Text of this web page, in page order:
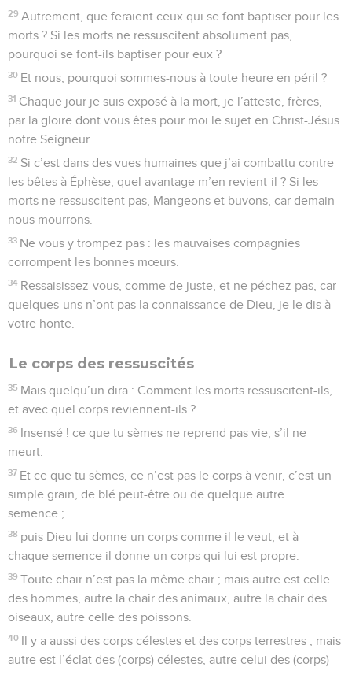
29 Autrement, que feraient ceux qui se font baptiser pour les
morts ? Si les morts ne ressuscitent absolument pas,
pourquoi se font-ils baptiser pour eux ?
30 Et nous, pourquoi sommes-nous à toute heure en péril ?
31 Chaque jour je suis exposé à la mort, je l’atteste, frères,
par la gloire dont vous êtes pour moi le sujet en Christ-Jésus
notre Seigneur.
32 Si c’est dans des vues humaines que j’ai combattu contre
les bêtes à Éphèse, quel avantage m’en revient-il ? Si les
morts ne ressuscitent pas, Mangeons et buvons, car demain
nous mourrons.
33 Ne vous y trompez pas : les mauvaises compagnies
corrompent les bonnes mœurs.
34 Ressaisissez-vous, comme de juste, et ne péchez pas, car
quelques-uns n’ont pas la connaissance de Dieu, je le dis à
votre honte.
Le corps des ressuscités
35 Mais quelqu’un dira : Comment les morts ressuscitent-ils,
et avec quel corps reviennent-ils ?
36 Insensé ! ce que tu sèmes ne reprend pas vie, s’il ne
meurt.
37 Et ce que tu sèmes, ce n’est pas le corps à venir, c’est un
simple grain, de blé peut-être ou de quelque autre
semence ;
38 puis Dieu lui donne un corps comme il le veut, et à
chaque semence il donne un corps qui lui est propre.
39 Toute chair n’est pas la même chair ; mais autre est celle
des hommes, autre la chair des animaux, autre la chair des
oiseaux, autre celle des poissons.
40 Il y a aussi des corps célestes et des corps terrestres ; mais
autre est l’éclat des (corps) célestes, autre celui des (corps)